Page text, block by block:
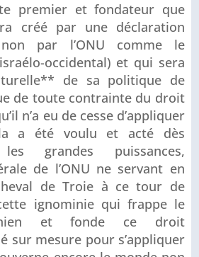
premier et fondateur que
créé par une déclaration
par l’ONU comme le
occidental) et qui sera
de sa politique de
de toute contrainte du droit
n’a eu de cesse d’appliquer
a été voulu et acté dès
grandes puissances,
de l’ONU ne servant en
de Troie à ce tour de
ignominie qui frappe le
et fonde ce droit
sur mesure pour s’appliquer